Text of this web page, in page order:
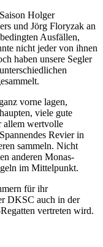
Holger
und Jörg Floryzak an
Ausfällen,
nicht jeder von ihnen
haben unsere Segler
vorne lagen,
viele gute
allem wertvolle
Revier in
sammeln. Nicht
anderen Monas-
im Mittelpunkt.
für ihr
DKSC auch in der
vertreten wird.